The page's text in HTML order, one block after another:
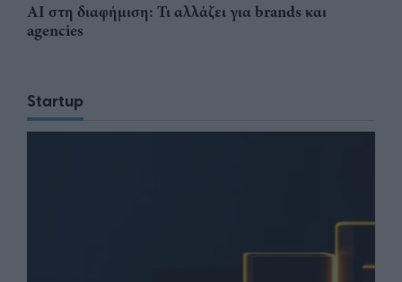
AI στη διαφήμιση: Τι αλλάζει για brands και
agencies
Startup